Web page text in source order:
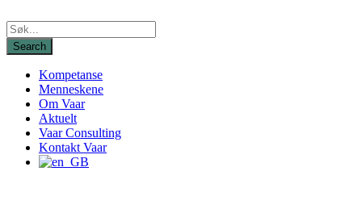
Kompetanse
Menneskene
Om Vaar
Aktuelt
Vaar Consulting
Kontakt Vaar